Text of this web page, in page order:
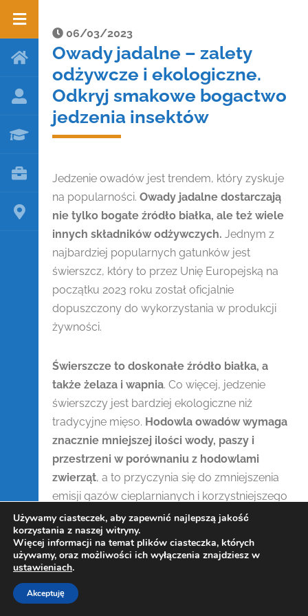
06/03/2023
Owady jadalne – zalety
odżywcze i ekologiczne.
Odkryj smakowe bogactwo
jedzenia insektów
Jedzenie owadów jest trendem, który zyskuje
na popularności. Owady jadalne dostarczają
nie tylko bogate źródło białka, ale też wiele
innych składników odżywczych. Jednym z
najbardziej popularnych gatunków jest
świerszcz, który to przez Unię Europejską na
początku 2023 roku został oficjalnie
dopuszczony do wykorzystania w produkcji
żywności.
Świerszcze to doskonałe źródło białka, a
także żelaza i wapnia. Co więcej, jedzenie
świerszczy jest bardziej ekologiczne niż
tradycyjne mięso. Hodowla owadów wymaga
znacznie mniejszej ilości wody, paszy i
przestrzeni w porównaniu z hodowlami
zwierząt, a to przyczynia się do zmniejszenia
emisji gazów cieplarnianych i korzystniejszego
wpływu na środowisko naturalne. Owady
jadalne mają także przewagę nad mięsem pod
względem wydajności. W przeciwieństwie do
tradycyjnego mięsa, owady są bardziej
efektywni w przekształcaniu pożywienia w
masę ciała, co przekłada się na mniejszą ilość
Copyright Kowalczewski 2019-2025
Używamy ciasteczek, aby zapewnić najlepszą jakość
korzystania z naszej witryny.
Więcej informacji na temat plików ciasteczka, których
używamy, oraz możliwości ich wyłączenia znajdziesz w
ustawieniach.
Akceptuję